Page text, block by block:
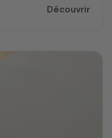
Découvrir